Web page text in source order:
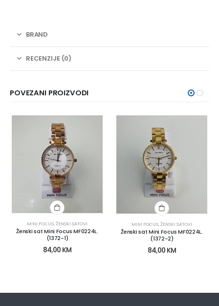
BRAND
RECENZIJE (0)
POVEZANI PROIZVODI
MINI FOCUS,ŽENSKI SATOVI
Ženski sat Mini Focus MF0224L.
(1372-1)
84,00 KM
MINI FOCUS,ŽENSKI SATOVI
Ženski sat Mini Focus MF0224L.
(1372-2)
84,00 KM